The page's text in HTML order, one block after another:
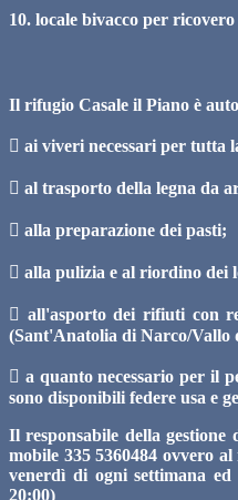
10. locale bivacco per
Il rifugio Casale il Piano è
 ai viveri necessari per tutta
 al trasporto della legna da
 alla preparazione dei pasti;
 alla pulizia e al riordino dei
 all'asporto dei rifiuti con
(Sant'Anatolia di Narco/Vallo
 a quanto necessario per il
sono disponibili federe usa e
Il responsabile della
mobile 335 5360484 ovvero
venerdì di ogni settimana
20:00)